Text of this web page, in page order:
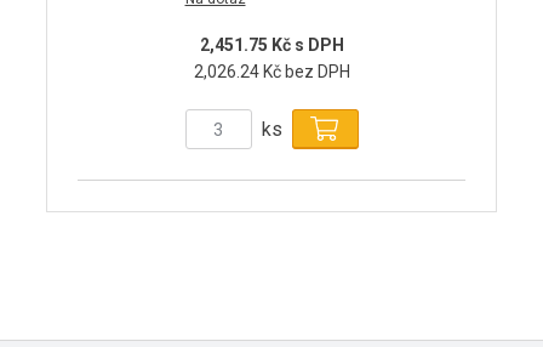
2,451.75 Kč s DPH
2,026.24 Kč bez DPH
ks